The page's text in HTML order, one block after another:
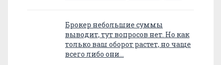
Брокер небольшие суммы
выводит, тут вопросов нет. Но как
только ваш оборот растет, но чаще
всего либо они…